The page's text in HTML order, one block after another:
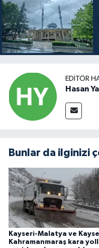
EDITÖR
Hasan
Bunlar da ilginizi
Kayseri-Malatya ve
Kahramanmaraş kara